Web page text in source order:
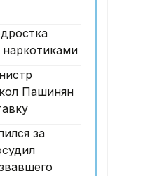
кешірім
Пашинян
за